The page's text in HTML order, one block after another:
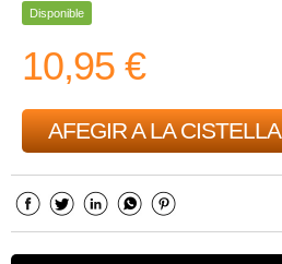
Disponible
10,95 €
AFEGIR A LA CISTELLA